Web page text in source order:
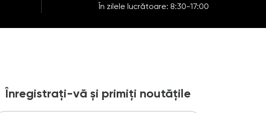
În zilele lucrătoare: 8:30-17:00
Înregistrați-vă și primiți noutățile